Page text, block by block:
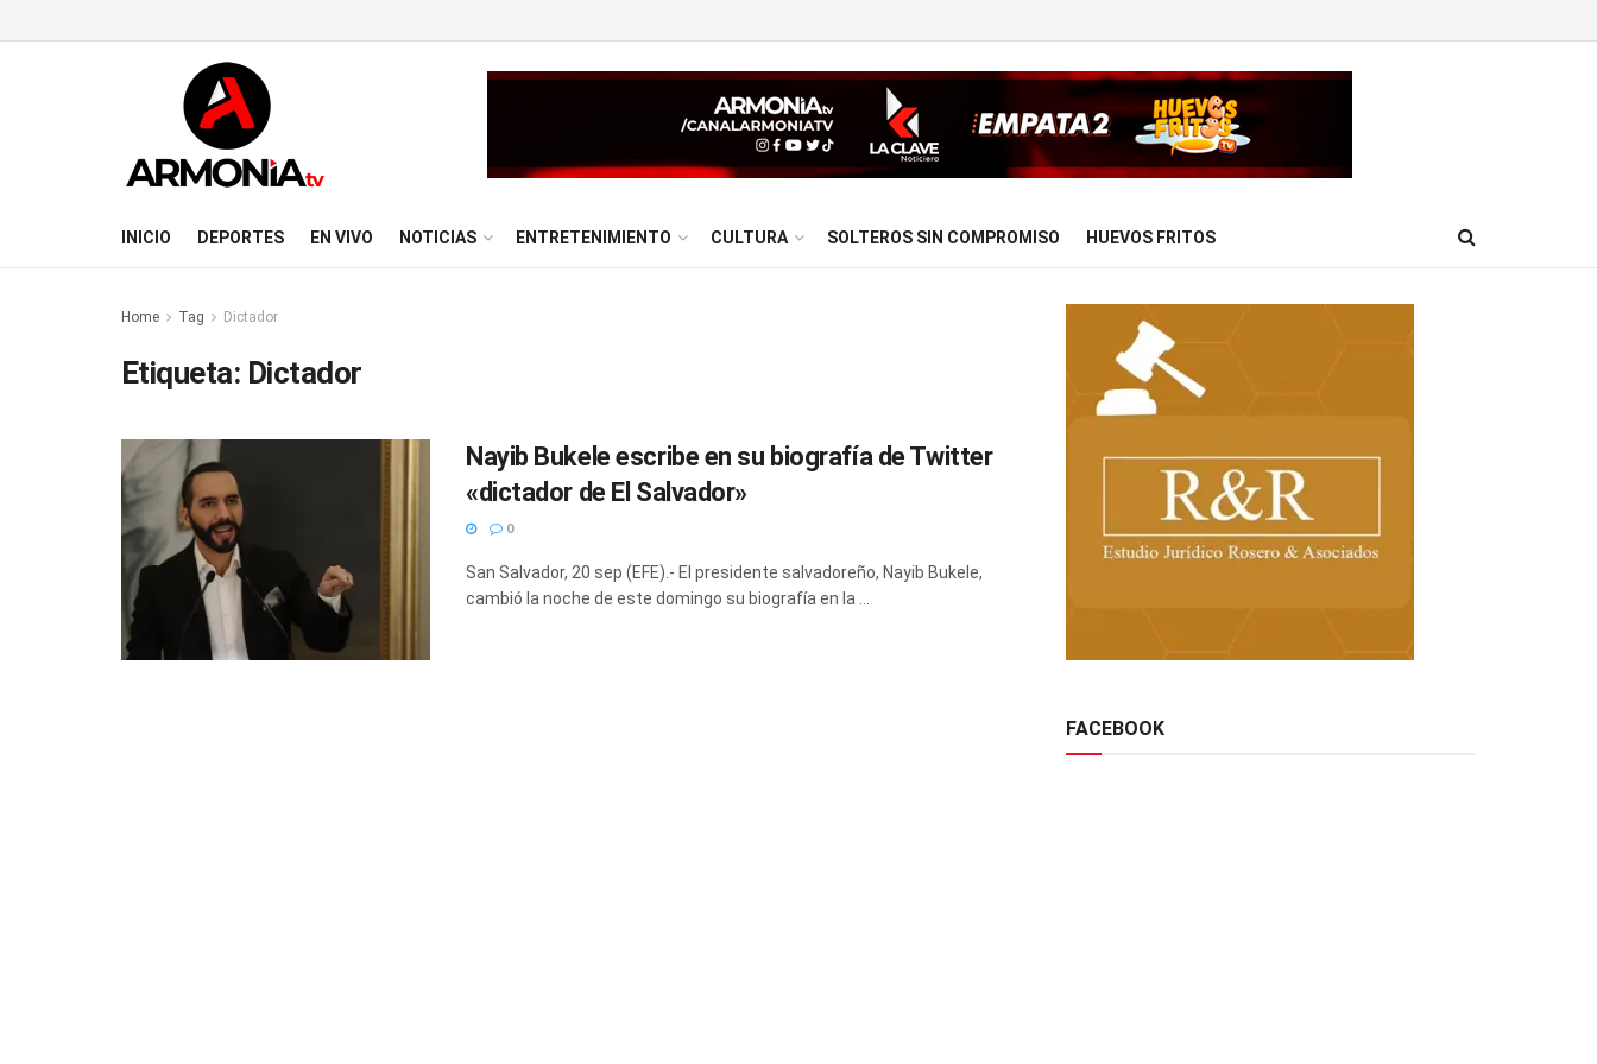
INICIO DEPORTES EN VIVO NOTICIAS ENTRETENIMIENTO CULTURA SOLTEROS SIN COMPROMISO HUEVOS FRITOS
Home Tag Dictador
Etiqueta: Dictador
Nayib Bukele escribe en su biografía de Twitter
«dictador de El Salvador»
0
San Salvador, 20 sep (EFE).- El presidente salvadoreño, Nayib Bukele,
cambió la noche de este domingo su biografía en la ...
FACEBOOK